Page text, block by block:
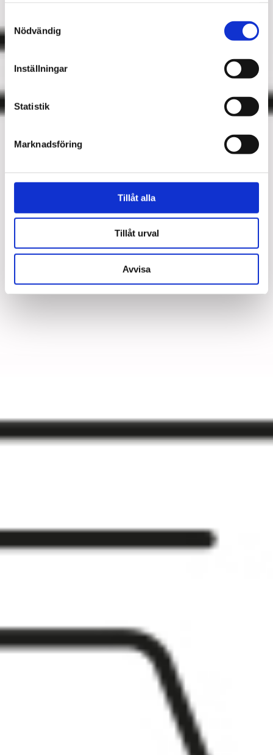
Nödvändig
Inställningar
Statistik
Marknadsföring
Tillåt alla
Tillåt urval
Avvisa